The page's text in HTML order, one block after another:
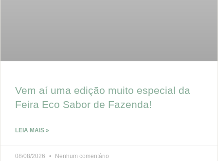
Vem aí uma edição muito especial da
Feira Eco Sabor de Fazenda!
LEIA MAIS »
08/08/2026 Nenhum comentário